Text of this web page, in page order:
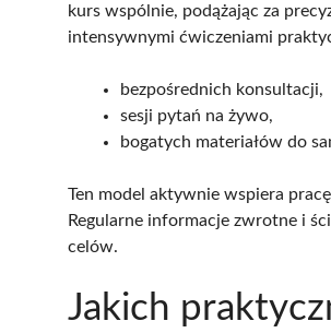
kurs wspólnie, podążając za
intensywnymi ćwiczeniami
bezpośrednich konsultacji,
sesji pytań na żywo,
bogatych materiałów do
Ten model aktywnie wspiera
Regularne informacje zwrotne i
celów.
Jakich